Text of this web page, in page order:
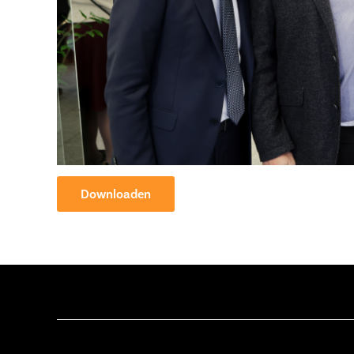
Downloaden